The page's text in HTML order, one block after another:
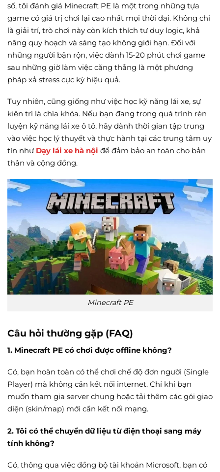
số, tôi đánh giá Minecraft PE là một trong những tựa
game có giá trị chơi lại cao nhất mọi thời đại. Không chỉ
là giải trí, trò chơi này còn kích thích tư duy logic, khả
năng quy hoạch và sáng tạo không giới hạn. Đối với
những người bận rộn, việc dành 15-20 phút chơi game
sau những giờ làm việc căng thẳng là một phương
pháp xả stress cực kỳ hiệu quả.
Tuy nhiên, cũng giống như việc học kỹ năng lái xe, sự
kiên trì là chìa khóa. Nếu bạn đang trong quá trình rèn
luyện kỹ năng lái xe ô tô, hãy dành thời gian tập trung
vào việc học lý thuyết và thực hành tại các trung tâm uy
tín như Dạy lái xe hà nội để đảm bảo an toàn cho bản
thân và cộng đồng.
Minecraft PE
Câu hỏi thường gặp (FAQ)
1. Minecraft PE có chơi được offline không?
Có, bạn hoàn toàn có thể chơi chế độ đơn người (Single
Player) mà không cần kết nối internet. Chỉ khi bạn
muốn tham gia server chung hoặc tải thêm các gói giao
diện (skin/map) mới cần kết nối mạng.
2. Tôi có thể chuyển dữ liệu từ điện thoại sang máy
tính không?
Có, thông qua việc đồng bộ tài khoản Microsoft, bạn có